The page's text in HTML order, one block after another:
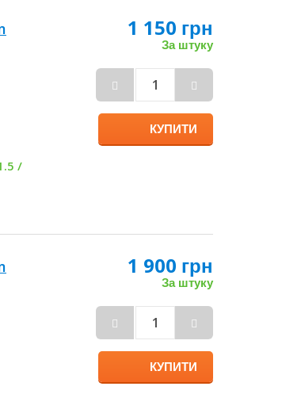
1 150 грн
КУПИТИ
/
1 900 грн
КУПИТИ